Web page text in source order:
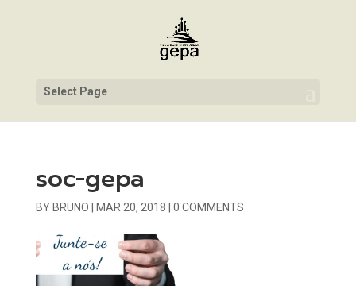
Select Page
soc-gepa
BY BRUNO MAR 20, 2018 0 COMMENTS